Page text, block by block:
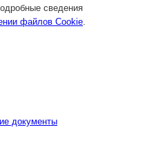
сведения
файлов Cookie.
документы